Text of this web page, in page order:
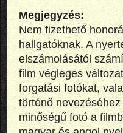
Megjegyzés:
Nem fizethető
hallgatóknak. A
elszámolásától
film végleges
forgatási fotókat,
történő
minőségű fotó a